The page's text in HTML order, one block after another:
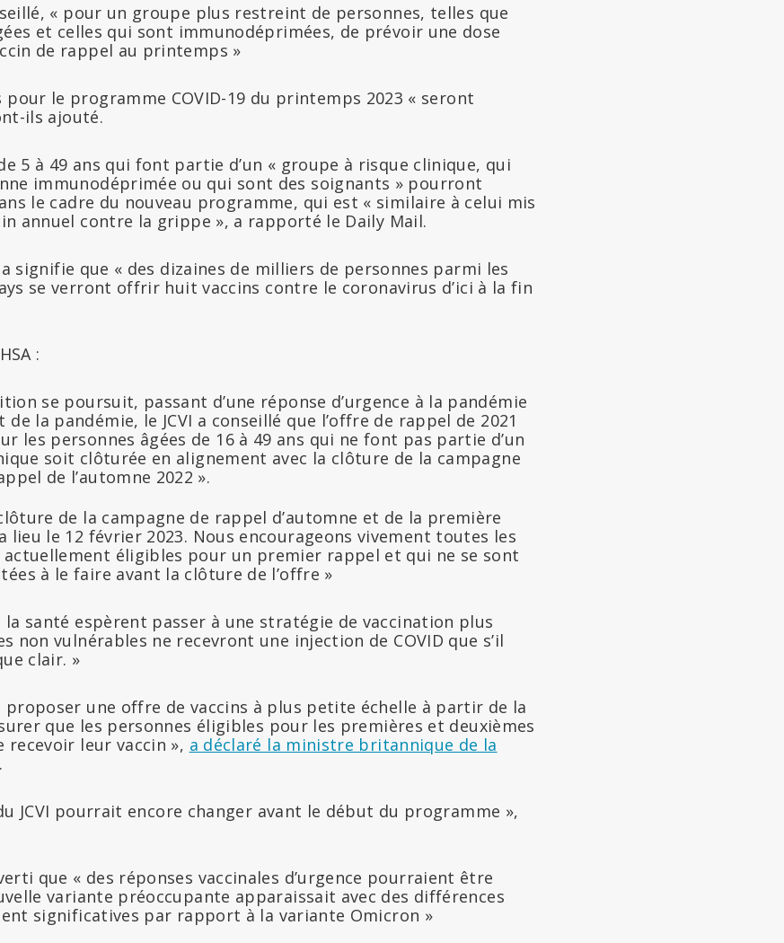
« pour un groupe plus restreint de personnes, telles que
et celles qui sont immunodéprimées, de prévoir une dose
de rappel au printemps »
pour le programme COVID-19 du printemps 2023 « seront
ils ajouté.
5 à 49 ans qui font partie d’un « groupe à risque clinique, qui
immunodéprimée ou qui sont des soignants » pourront
le cadre du nouveau programme, qui est « similaire à celui mis
annuel contre la grippe », a rapporté le Daily Mail.
signifie que « des dizaines de milliers de personnes parmi les
se verront offrir huit vaccins contre le coronavirus d’ici à la fin
:
se poursuit, passant d’une réponse d’urgence à la pandémie
la pandémie, le JCVI a conseillé que l’offre de rappel de 2021
les personnes âgées de 16 à 49 ans qui ne font pas partie d’un
soit clôturée en alignement avec la clôture de la campagne
de l’automne 2022 ».
de la campagne de rappel d’automne et de la première
lieu le 12 février 2023. Nous encourageons vivement toutes les
éligibles pour un premier rappel et qui ne se sont
à le faire avant la clôture de l’offre »
la santé espèrent passer à une stratégie de vaccination plus
non vulnérables ne recevront une injection de COVID que s’il
clair. »
proposer une offre de vaccins à plus petite échelle à partir de la
que les personnes éligibles pour les premières et deuxièmes
recevoir leur vaccin », a déclaré la ministre britannique de la
.
JCVI pourrait encore changer avant le début du programme »,
que « des réponses vaccinales d’urgence pourraient être
variante préoccupante apparaissait avec des différences
significatives par rapport à la variante Omicron »